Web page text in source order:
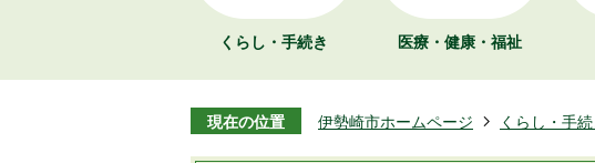
くらし・手続き 医療・健康・福祉
現在の位置 伊勢崎市ホームページ くらし・手続